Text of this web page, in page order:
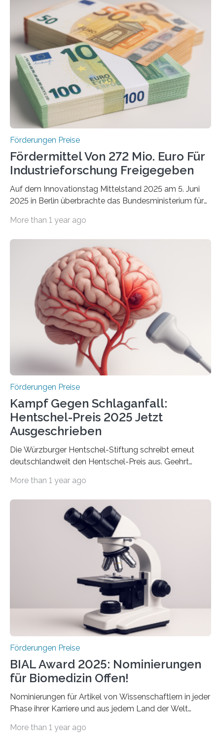
Förderungen Preise
Fördermittel Von 272 Mio. Euro Für
Industrieforschung Freigegeben
Auf dem Innovationstag Mittelstand 2025 am 5. Juni
2025 in Berlin überbrachte das Bundesministerium für
Überplanmäßige Verpflichtungsermächtigungen in
Woche vom Haushaltsausschuss freigegeben – unter
anderem zur Unterstützung der
Industrieforschungsprogramme Industrielle
Gemeinschaftsforschung (IGF), Zentrales
Innovationsprogramm Mittelstand (ZIM) und
Innovationskompetenz INNO-KOM. Auf dem
Innovationstag Mittelstand 2025 am 5. Juni 2025 in
Berlin überbrachte das Bundesministerium für
Wirtschaft und Energie eine gute Nachricht:
Überplanmäßige Verpflichtungsermächtigungen in
More than 1 year ago
Förderungen Preise
Kampf Gegen Schlaganfall:
Hentschel-Preis 2025 Jetzt
Ausgeschrieben
Die Würzburger Hentschel-Stiftung schreibt erneut
deutschlandweit den Hentschel-Preis aus. Geehrt
hochrangige wissenschaftliche Publikation zum Thema
Schlaganfall“ mit Sitz in Würzburg fördert die
Schlaganfallforschung, um die Behandlung der
Betroffenen zu verbessern. Dazu schreibt sie auch in
diesem Jahr wieder deutschlandweit den Hentschel-
Preis aus. Er richtet sich gezielt an jüngere
Forscherinnen und Forscher unter 40 Jahren. Geehrt
werden soll eine herausragende Doktorarbeit oder eine
hochrangige wissenschaftliche Publikation zum Thema
More than 1 year ago
Förderungen Preise
BIAL Award 2025: Nominierungen
für Biomedizin Offen!
Nominierungen für Artikel von Wissenschaftlern in jeder
Phase ihrer Karriere und aus jedem Land der Welt
Leben gerufen, um die bemerkenswertesten
More than 1 year ago